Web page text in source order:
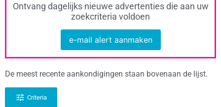
Ontvang dagelijks nieuwe advertenties die aan uw
zoekcriteria voldoen
e-mail alert aanmaken
De meest recente aankondigingen staan bovenaan de lijst.
Criteria